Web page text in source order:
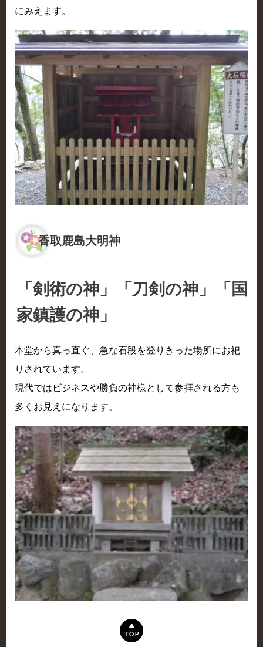
にみえます。
香取鹿島大明神
「剣術の神」「刀剣の神」「国
家鎮護の神」
本堂から真っ直ぐ、急な石段を登りきった場所にお祀
りされています。
現代ではビジネスや勝負の神様として参拝される方も
多くお見えになります。